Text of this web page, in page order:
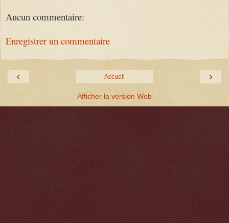
Aucun commentaire:
Enregistrer un commentaire
‹ ›
Accueil
Afficher la version Web